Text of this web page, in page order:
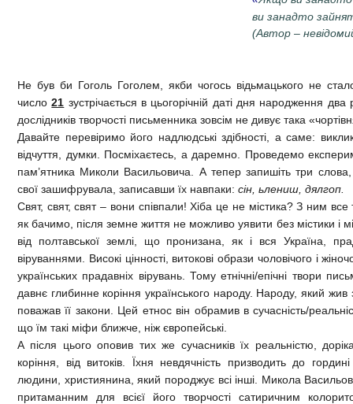
ви занадто
(Автор –
Не був би Гоголь Гоголем, якби чогось відьмацького не
число21 зустрічається в цьогорічній даті дня народження два
дослідників творчості письменника зовсім не дивує така
Давайте перевіримо його надлюдські здібності, а саме:
відчуття, думки. Посміхаєтесь, а даремно. Проведемо
пам’ятника Миколи Васильовича. А тепер запишіть три
свої зашифрувала, записавши їх навпаки: сін, ьлениш, дялгоп.
Свят, свят, свят – вони співпали! Хіба це не містика? З ним
як бачимо, після земне життя не можливо уявити без містики і
від полтавської землі, що пронизана, як і вся Україна,
віруваннями. Високі цінності, витокові образи чоловічого і
українських прадавніх вірувань. Тому етнічні/епічні твори
давнє глибинне коріння українського народу. Народу, який
поважав її закони. Цей етнос він обрамив в сучасність/
що їм такі міфи ближче, ніж європейські.
А після цього оповив тих же сучасників їх реальністю,
коріння, від витоків. Їхня невдячність призводить до
людини, християнина, який породжує всі інші. Микола
притаманним для всієї його творчості сатиричним